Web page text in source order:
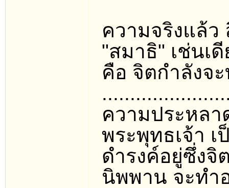
ความจริงแล้ว
"สมาธิ" เช่นเ
คือ จิตกำลังจ
ความประหลา
พระพุทธเจ้า เ
ดำรงค์อยู่ซึ่งจิ
นิพพาน จะทำ